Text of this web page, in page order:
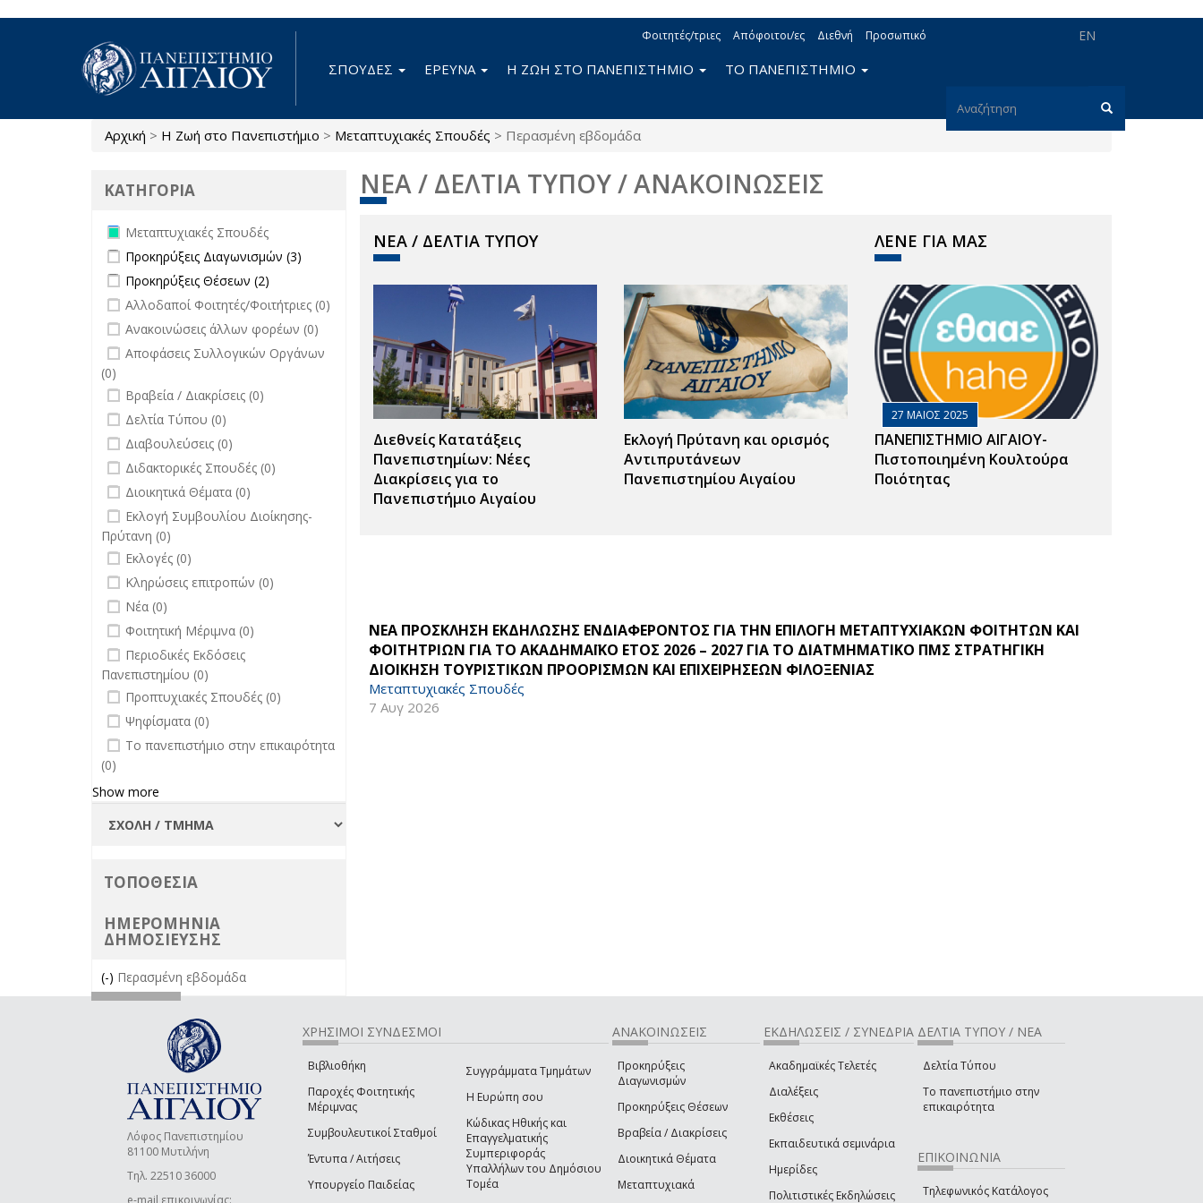
EN
Φοιτητές/τριες Απόφοιτοι/ες Διεθνή Προσωπικό
Φόρμα
ΣΠΟΥΔΕΣ ΕΡΕΥΝΑ Η ΖΩΗ ΣΤΟ ΠΑΝΕΠΙΣΤΗΜΙΟ ΤΟ ΠΑΝΕΠΙΣΤΗΜΙΟ
Είστε εδώ
Αρχική > Η Ζωή στο Πανεπιστήμιο > Μεταπτυχιακές Σπουδές > Περασμένη εβδομάδα
ΝΕΑ / ΔΕΛΤΙΑ ΤΥΠΟΥ / ΑΝΑΚΟΙΝΩΣΕΙΣ
ΝΕΑ / ΔΕΛΤΙΑ ΤΥΠΟΥ
Διεθνείς Κατατάξεις
Πανεπιστημίων: Νέες
Διακρίσεις για το
Πανεπιστήμιο Αιγαίου
Εκλογή Πρύτανη και ορισμός
Αντιπρυτάνεων
Πανεπιστημίου Αιγαίου
ΛΕΝΕ ΓΙΑ ΜΑΣ
27 ΜΑΙΟΣ 2025
ΠΑΝΕΠΙΣΤΗΜΙΟ ΑΙΓΑΙΟΥ-
Πιστοποιημένη Κουλτούρα
Ποιότητας
ΝΕΑ ΠΡΟΣΚΛΗΣΗ ΕΚΔΗΛΩΣΗΣ ΕΝΔΙΑΦΕΡΟΝΤΟΣ ΓΙΑ ΤΗΝ ΕΠΙΛΟΓΗ ΜΕΤΑΠΤΥΧΙΑΚΩΝ ΦΟΙΤΗΤΩΝ ΚΑΙ
ΦΟΙΤΗΤΡΙΩΝ ΓΙΑ ΤΟ ΑΚΑΔΗΜΑΪΚΟ ΕΤΟΣ 2026 – 2027 ΓΙΑ ΤΟ ΔΙΑΤΜΗΜΑΤΙΚΟ ΠΜΣ ΣΤΡΑΤΗΓΙΚΗ
ΔΙΟΙΚΗΣΗ ΤΟΥΡΙΣΤΙΚΩΝ ΠΡΟΟΡΙΣΜΩΝ ΚΑΙ ΕΠΙΧΕΙΡΗΣΕΩΝ ΦΙΛΟΞΕΝΙΑΣ
Μεταπτυχιακές Σπουδές
7 Αυγ 2026
ΚΑΤΗΓΟΡΙΑ
Remove Μεταπτυχιακές Σπουδές
filter
Μεταπτυχιακές Σπουδές
Apply Προκηρύξεις Διαγωνισμών
filter
Προκηρύξεις Διαγωνισμών (3)
Διαγωνισμών
filter
Apply Προκηρύξεις Θέσεων filter
Προκηρύξεις Θέσεων (2)
Θέσεων filter
undefined
Αλλοδαποί Φοιτητές/Φοιτήτριες (0)
undefined
Ανακοινώσεις άλλων φορέων (0)
undefined
Αποφάσεις Συλλογικών Οργάνων
(0)
undefined
Βραβεία / Διακρίσεις (0)
undefined
Δελτία Τύπου (0)
undefined
Διαβουλεύσεις (0)
undefined
Διδακτορικές Σπουδές (0)
undefined
Διοικητικά Θέματα (0)
undefined
Εκλογή Συμβουλίου Διοίκησης-
Πρύτανη (0)
undefined
Εκλογές (0)
undefined
Κληρώσεις επιτροπών (0)
undefined
Νέα (0)
undefined
Φοιτητική Μέριμνα (0)
undefined
Περιοδικές Εκδόσεις
Πανεπιστημίου (0)
undefined
Προπτυχιακές Σπουδές (0)
undefined
Ψηφίσματα (0)
undefined
Το πανεπιστήμιο στην επικαιρότητα
(0)
Show more
ΤΟΠΟΘΕΣΙΑ
ΗΜΕΡΟΜΗΝΙΑ
ΔΗΜΟΣΙΕΥΣΗΣ
(-) Remove Περασμένη εβδομάδα filter
Περασμένη εβδομάδα
Λόφος Πανεπιστημίου
81100 Μυτιλήνη
Τηλ. 22510 36000
e-mail επικοινωνίας:
ΧΡΗΣΙΜΟΙ ΣΥΝΔΕΣΜΟΙ
Βιβλιοθήκη
Παροχές Φοιτητικής
Μέριμνας
Συμβουλευτικοί Σταθμοί
Έντυπα / Αιτήσεις
Υπουργείο Παιδείας
Συγγράμματα Τμημάτων
Η Ευρώπη σου
Κώδικας Ηθικής και
Επαγγελματικής
Συμπεριφοράς
Υπαλλήλων του Δημόσιου
Τομέα
ΑΝΑΚΟΙΝΩΣΕΙΣ
Προκηρύξεις
Διαγωνισμών
Προκηρύξεις Θέσεων
Βραβεία / Διακρίσεις
Διοικητικά Θέματα
Μεταπτυχιακά
ΕΚΔΗΛΩΣΕΙΣ / ΣΥΝΕΔΡΙΑ
Ακαδημαϊκές Τελετές
Διαλέξεις
Εκθέσεις
Εκπαιδευτικά σεμινάρια
Ημερίδες
Πολιτιστικές Εκδηλώσεις
ΔΕΛΤΙΑ ΤΥΠΟΥ / ΝΕΑ
Δελτία Τύπου
Το πανεπιστήμιο στην
επικαιρότητα
ΕΠΙΚΟΙΝΩΝΙΑ
Τηλεφωνικός Κατάλογος